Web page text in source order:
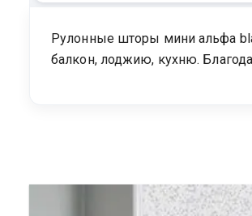
Рулонные шторы мини альфа
балкон, лоджию, кухню.